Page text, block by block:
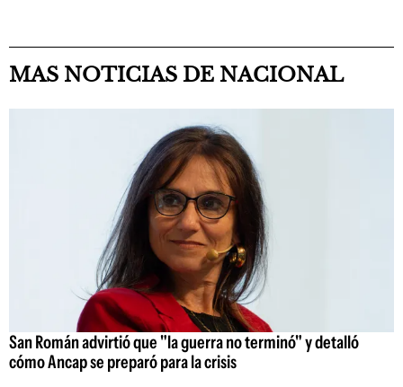
MAS NOTICIAS DE NACIONAL
San Román advirtió que "la guerra no terminó" y detalló
cómo Ancap se preparó para la crisis